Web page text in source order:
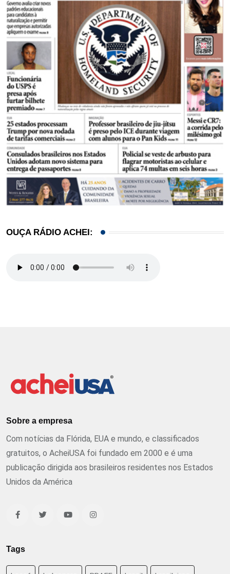
OUÇA RÁDIO ACHEI:
Sobre a empresa
Com notícias da Flórida, EUA e mundo, e classificados
gratuitos, o AcheiUSA foi fundado em 2000 e é uma
publicação dirigida aos brasileiros residentes nos Estados
Unidos da América
Tags